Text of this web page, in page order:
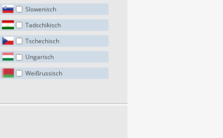
Slowenisch
Tadschikisch
Tschechisch
Ungarisch
Weißrussisch